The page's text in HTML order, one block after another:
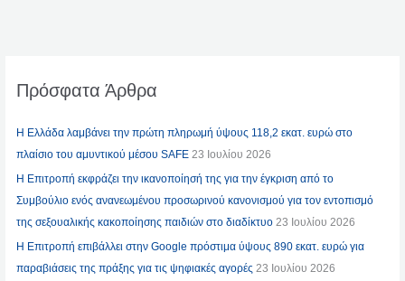
Πρόσφατα Άρθρα
Η Ελλάδα λαμβάνει την πρώτη πληρωμή ύψους 118,2 εκατ. ευρώ στο
πλαίσιο του αμυντικού μέσου SAFE 23 Ιουλίου 2026
Η Επιτροπή εκφράζει την ικανοποίησή της για την έγκριση από το
Συμβούλιο ενός ανανεωμένου προσωρινού κανονισμού για τον εντοπισμό
της σεξουαλικής κακοποίησης παιδιών στο διαδίκτυο 23 Ιουλίου 2026
Η Επιτροπή επιβάλλει στην Google πρόστιμα ύψους 890 εκατ. ευρώ για
παραβιάσεις της πράξης για τις ψηφιακές αγορές 23 Ιουλίου 2026